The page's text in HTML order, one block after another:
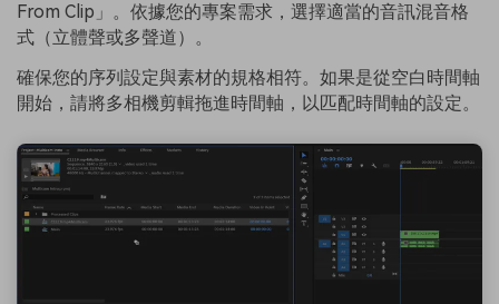
From Clip」。依據您的專案需求，選擇適當的音訊混音格
式（立體聲或多聲道）。
確保您的序列設定與素材的規格相符。如果是從空白時間軸
開始，請將多相機剪輯拖進時間軸，以匹配時間軸的設定。